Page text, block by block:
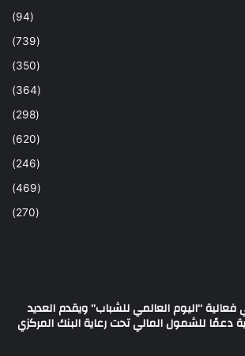
(94)
(739)
(350)
(364)
(298)
(620)
(246)
(469)
(270)
“اليوم العالمي للشباب” ويقدم العديد
دعمًا للشمول المالي تحت رعاية البنك المركزي